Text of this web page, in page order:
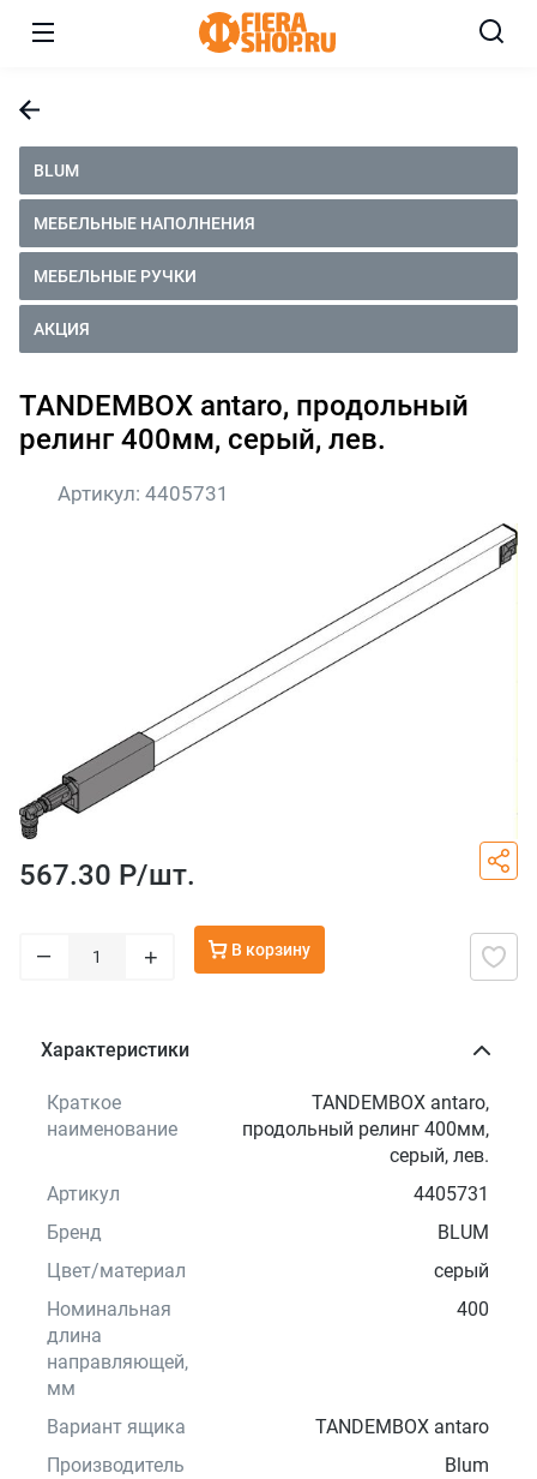
BLUM
МЕБЕЛЬНЫЕ НАПОЛНЕНИЯ
МЕБЕЛЬНЫЕ РУЧКИ
АКЦИЯ
TANDEMBOX antaro, продольный
релинг 400мм, серый, лев.
Артикул: 4405731
567.30 Р/шт.
– + В корзину
Характеристики
Краткое
наименование
TANDEMBOX antaro,
продольный релинг 400мм,
серый, лев.
Артикул
4405731
Бренд
BLUM
Цвет/материал
серый
Номинальная
длина
направляющей,
мм
400
Вариант ящика
TANDEMBOX antaro
Производитель
Blum